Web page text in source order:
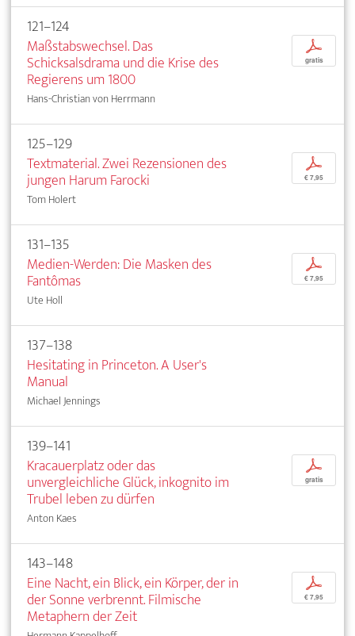
121–124
Maßstabswechsel. Das
Schicksalsdrama und die Krise des
Regierens um 1800
Hans-Christian von Herrmann
p
gratis
125–129
Textmaterial. Zwei Rezensionen des
jungen Harum Farocki
Tom Holert
p
€ 7,95
131–135
Medien-Werden: Die Masken des
Fantômas
Ute Holl
p
€ 7,95
137–138
Hesitating in Princeton. A User's
Manual
Michael Jennings
139–141
Kracauerplatz oder das
unvergleichliche Glück, inkognito im
Trubel leben zu dürfen
Anton Kaes
p
gratis
143–148
Eine Nacht, ein Blick, ein Körper, der in
der Sonne verbrennt. Filmische
Metaphern der Zeit
p
€ 7,95